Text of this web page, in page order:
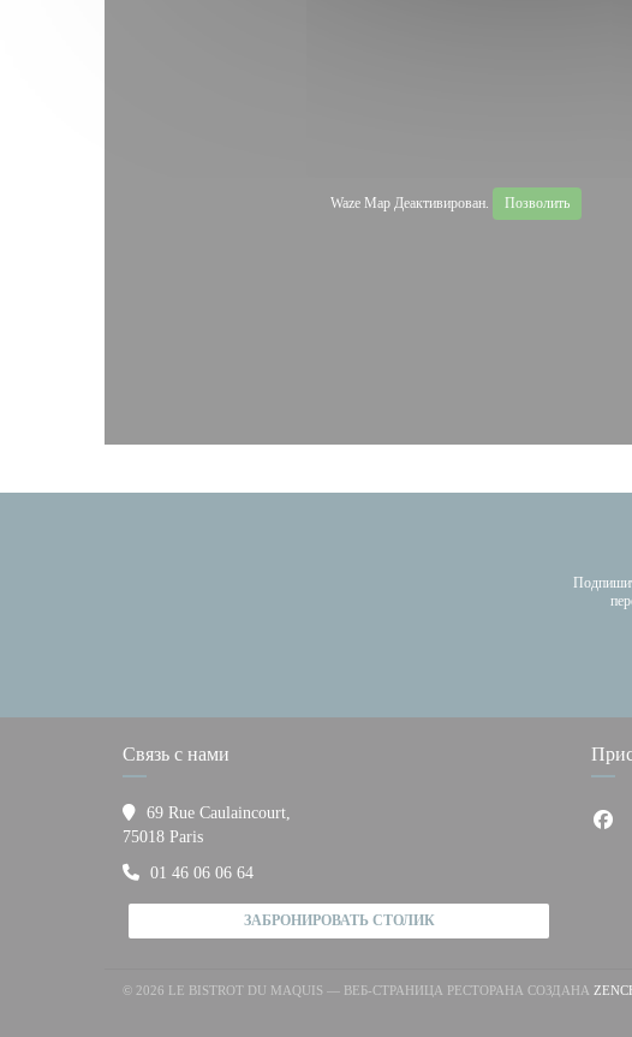
Waze Map Деактивирован. Позволить
Связь с нами
69 Rue Caulaincourt,
75018 Paris((открывается в новом окне))
01 46 06 06 64
ЗАБРОНИРОВАТЬ СТОЛИК
© 2026 LE BISTROT DU MAQUIS — ВЕБ-СТРАНИЦА РЕСТОРАНА СОЗДАНА